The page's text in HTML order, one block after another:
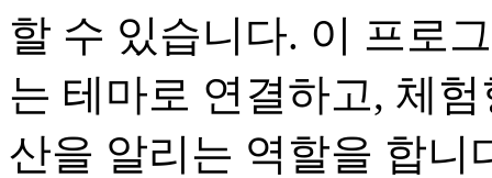
할 수 있습니다. 이 프로
는 테마로 연결하고, 체
산을 알리는 역할을 합니